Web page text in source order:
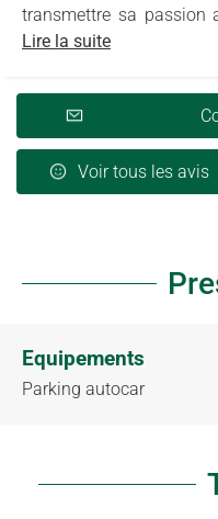
transmettre sa passion
Lire la suite
Voir tous les avis
Equipements
Parking autocar